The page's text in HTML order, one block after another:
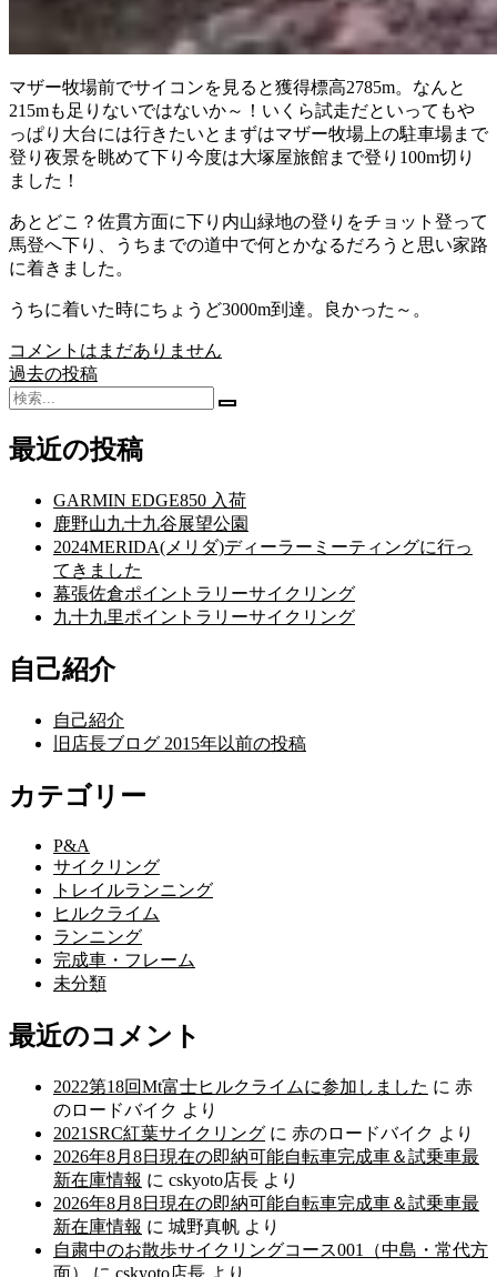
マザー牧場前でサイコンを見ると獲得標高2785m。なんと
215mも足りないではないか～！いくら試走だといってもや
っぱり大台には行きたいとまずはマザー牧場上の駐車場まで
登り夜景を眺めて下り今度は大塚屋旅館まで登り100m切り
ました！
あとどこ？佐貫方面に下り内山緑地の登りをチョット登って
馬登へ下り、うちまでの道中で何とかなるだろうと思い家路
に着きました。
うちに着いた時にちょうど3000m到達。良かった～。
コメントはまだありません
投
稿
ナ
ン
過去の投稿
検
検
最近の投稿
GARMIN EDGE850 入荷
鹿野山九十九谷展望公園
2024MERIDA(メリダ)ディーラーミーティングに行っ
てきました
幕張佐倉ポイントラリーサイクリング
九十九里ポイントラリーサイクリング
自己紹介
自己紹介
旧店長ブログ 2015年以前の投稿
カテゴリー
P&A
サイクリング
トレイルランニング
ヒルクライム
ランニング
完成車・フレーム
未分類
最近のコメント
2022第18回Mt富士ヒルクライムに参加しました に 赤
のロードバイク より
2021SRC紅葉サイクリング に 赤のロードバイク より
2026年8月8日現在の即納可能自転車完成車＆試乗車最
新在庫情報 に cskyoto店長 より
2026年8月8日現在の即納可能自転車完成車＆試乗車最
新在庫情報 に 城野真帆 より
自粛中のお散歩サイクリングコース001（中島・常代方
面）
に cskyoto店長 より